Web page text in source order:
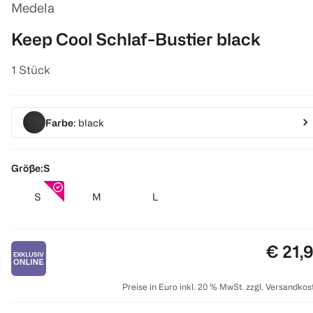
Medela
Keep Cool Schlaf-Bustier black
1 Stück
Farbe: black
Größe:S
S M L
Preis:
€
Preise in Euro inkl. 20 % MwSt. zzgl.